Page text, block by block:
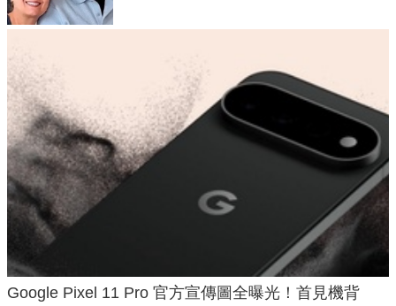
Google Pixel 11 Pro 官方宣傳圖全曝光！首見機背